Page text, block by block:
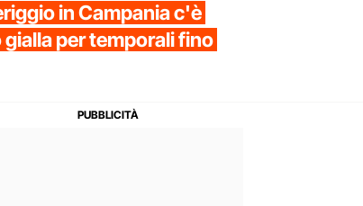
in Campania c'è
per temporali fino